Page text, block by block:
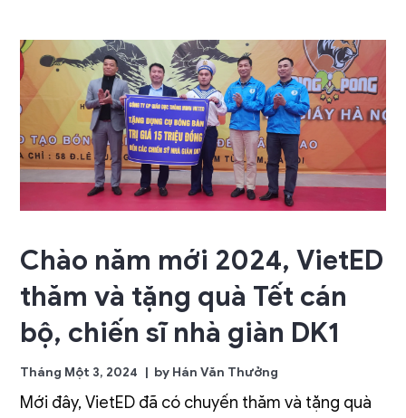
Chào năm mới 2024, VietED
thăm và tặng quà Tết cán
bộ, chiến sĩ nhà giàn DK1
Tháng Một 3, 2024 by Hán Văn Thưởng
Mới đây, VietED đã có chuyến thăm và tặng quà